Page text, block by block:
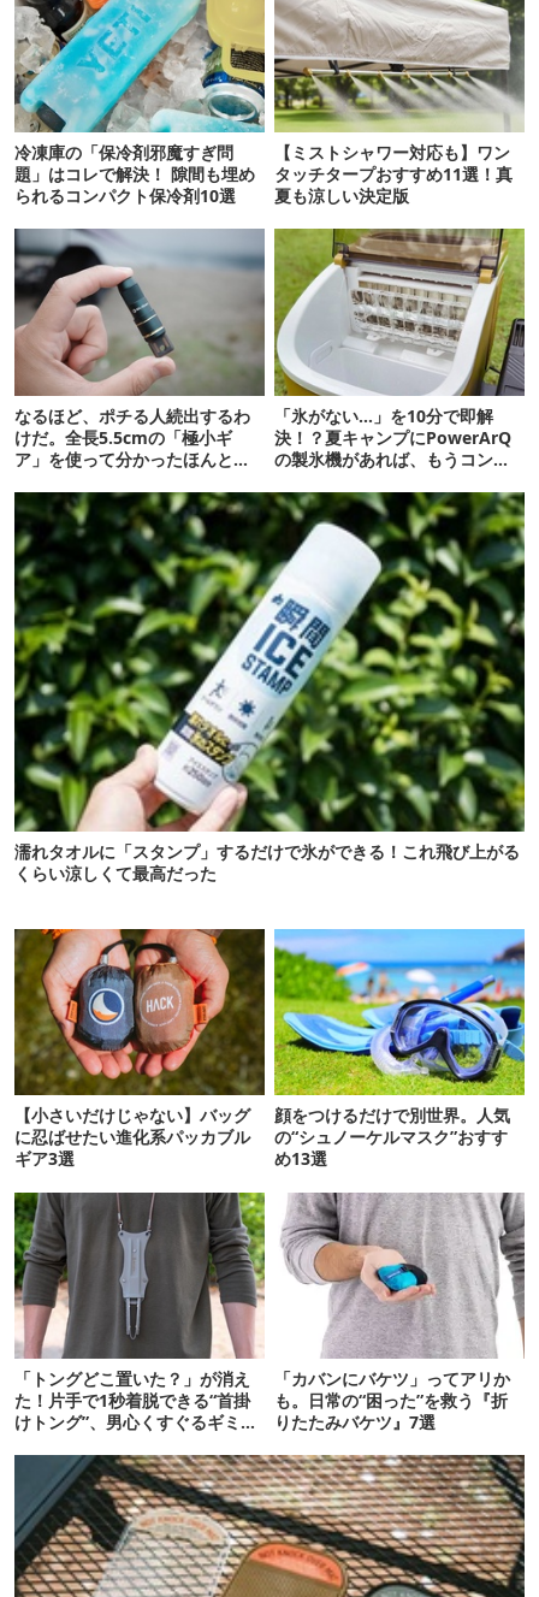
冷凍庫の「保冷剤邪魔すぎ問
題」はコレで解決！ 隙間も埋め
られるコンパクト保冷剤10選
【ミストシャワー対応も】ワン
タッチタープおすすめ11選！真
夏も涼しい決定版
なるほど、ポチる人続出するわ
けだ。全長5.5cmの「極小ギ
ア」を使って分かったほんとの
「氷がない…」を10分で即解
決！？夏キャンプにPowerArQ
の製氷機があれば、もうコンビ
濡れタオルに「スタンプ」するだけで氷ができる！これ飛び上がる
くらい涼しくて最高だった
【小さいだけじゃない】バッグ
に忍ばせたい進化系パッカブル
ギア3選
顔をつけるだけで別世界。人気
の“シュノーケルマスク”おすす
め13選
「トングどこ置いた？」が消え
た！片手で1秒着脱できる“首掛
けトング”、男心くすぐるギミッ
「カバンにバケツ」ってアリか
も。日常の“困った”を救う『折
りたたみバケツ』7選